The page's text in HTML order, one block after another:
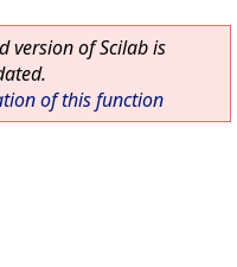
version of Scilab is
of this function